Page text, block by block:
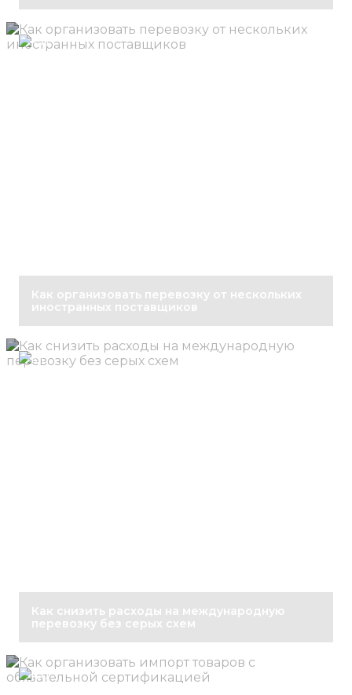
Как организовать перевозку от нескольких
иностранных поставщиков
Как снизить расходы на международную
перевозку без серых схем